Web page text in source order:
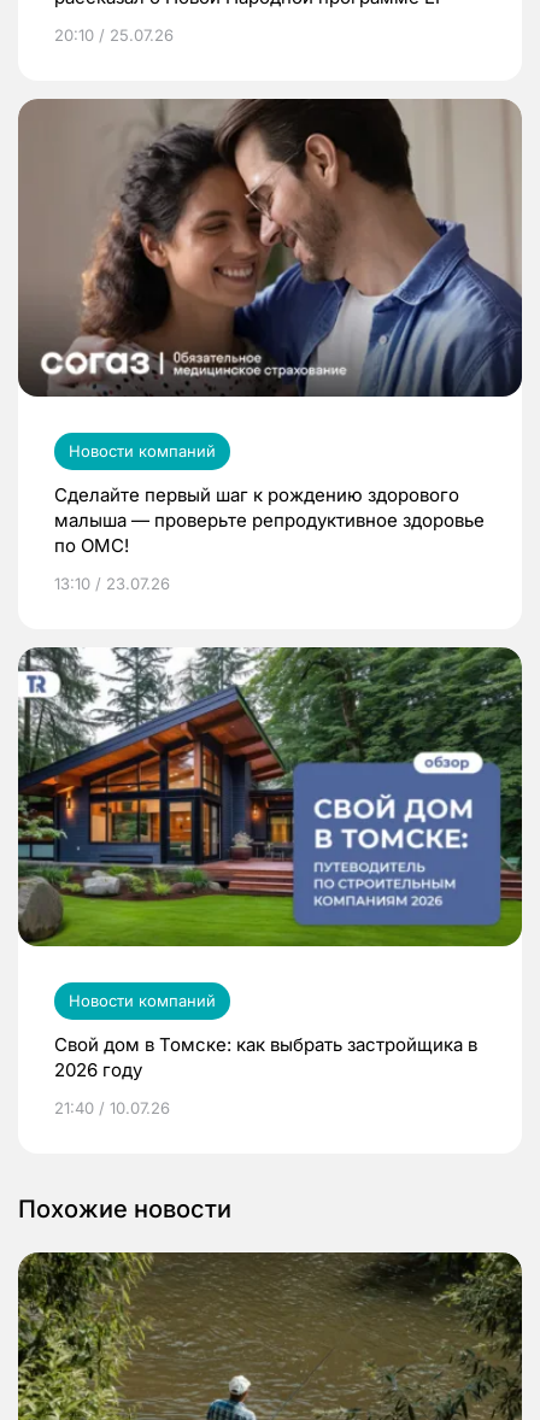
20:10 / 25.07.26
Новости компаний
Сделайте первый шаг к рождению здорового
малыша — проверьте репродуктивное здоровье
по ОМС!
13:10 / 23.07.26
Новости компаний
Свой дом в Томске: как выбрать застройщика в
2026 году
21:40 / 10.07.26
Похожие новости